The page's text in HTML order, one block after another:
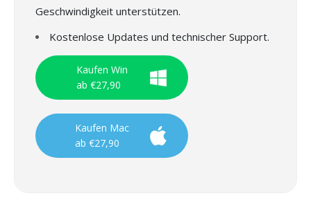
Geschwindigkeit unterstützen.
Kostenlose Updates und technischer Support.
Kaufen Win
ab €27,90
Kaufen Mac
ab €27,90